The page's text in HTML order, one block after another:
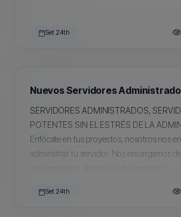
Set 24th
Nuevos Servidores
SERVIDORES ADMINISTRADOS,
POTENTES SIN EL ESTRÉS DE LA
Enfócate en tus proyectos, nosotros nos
administrar tu servidor. Nos encargamos
Set 24th